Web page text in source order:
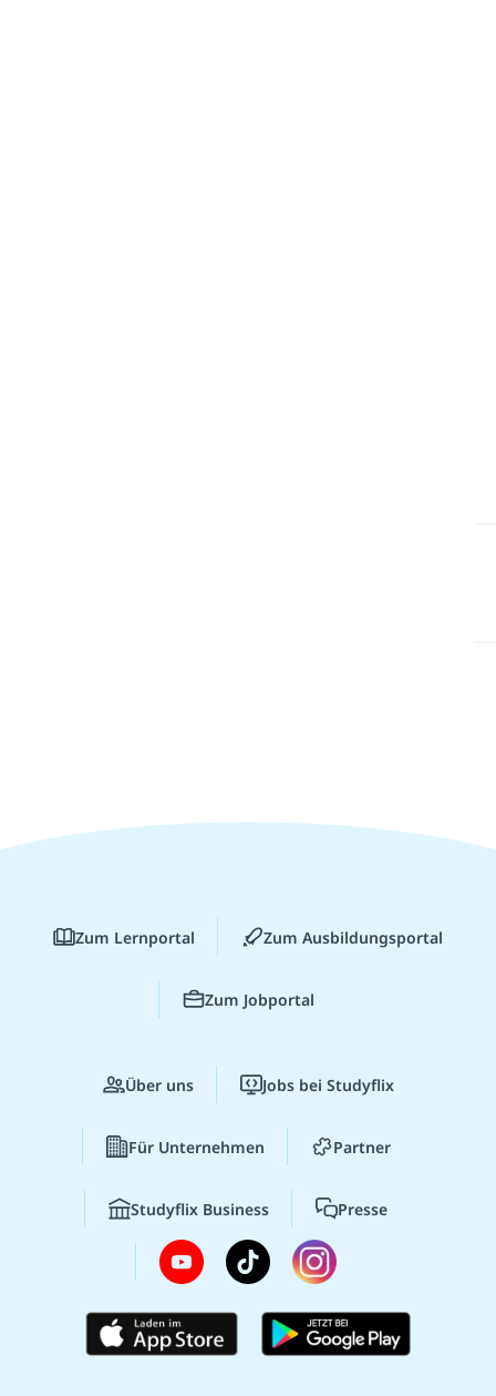
Zum Lernportal Zum Ausbildungsportal
Zum Jobportal
Über uns Jobs bei Studyflix
Für Unternehmen Partner
Studyflix Business Presse